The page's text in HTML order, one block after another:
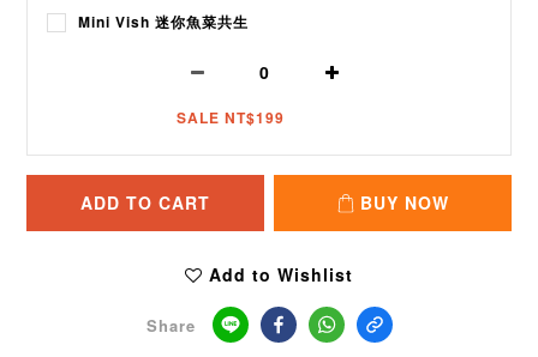
Mini Vish 迷你魚菜共生
SALE NT$199
ADD TO CART BUY NOW
Add to Wishlist
Share